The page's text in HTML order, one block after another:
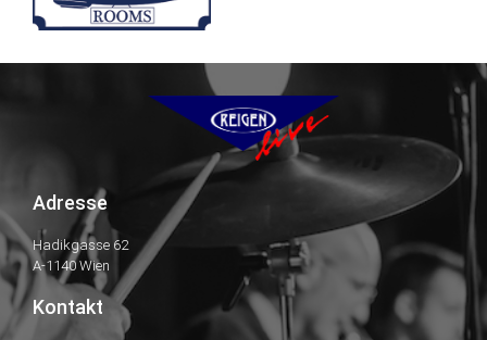
Adresse
Hadikgasse 62
A-1140 Wien
Kontakt